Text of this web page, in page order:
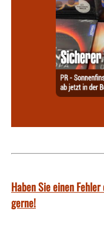
Haben Sie einen
gerne!